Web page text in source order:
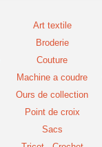
Art textile
Broderie
Couture
Machine a coudre
Ours de collection
Point de croix
Sacs